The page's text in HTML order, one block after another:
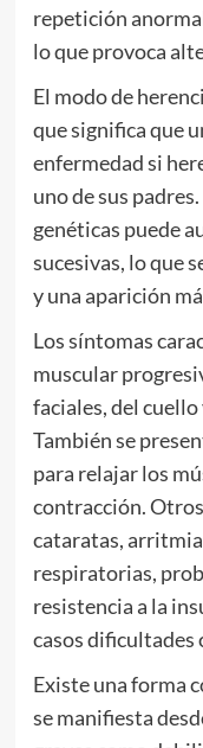
repetición
lo que provoca
El modo de
que significa que
enfermedad si
uno de sus
genéticas puede
sucesivas, lo que
y una aparición
Los síntomas
muscular
faciales, del
También se
para relajar los
contracción.
cataratas,
respiratorias,
resistencia a la
casos dificultades
Existe una forma
se manifiesta